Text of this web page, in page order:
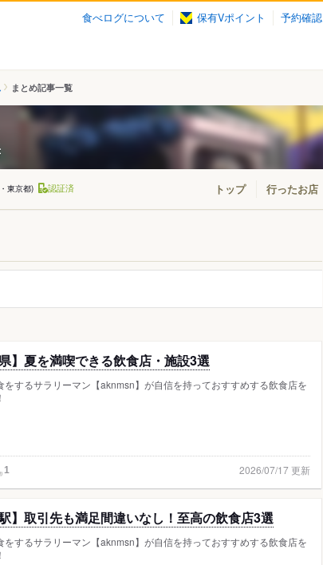
食べログについて 保有Vポイント 予約確認
まとめ記事一覧
東京都) 認証済 トップ 行ったお店
県】夏を満喫できる飲食店・施設3選
をするサラリーマン【aknmsn】が自信を持っておすすめする飲食店を
1 2026/07/17 更新
駅】取引先も満足間違いなし！至高の飲食店3選
をするサラリーマン【aknmsn】が自信を持っておすすめする飲食店を